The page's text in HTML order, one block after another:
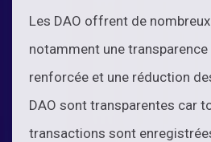
Les DAO offrent de
notamment une
renforcée et une réduction
DAO sont transparentes car
transactions sont